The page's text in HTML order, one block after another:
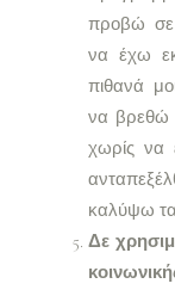
προβώ σε
να έχω
πιθανά
να βρεθώ
χωρίς να
καλύψω
Δε